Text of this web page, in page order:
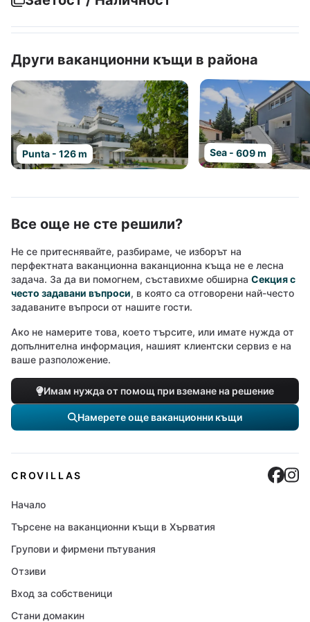
Други ваканционни къщи в района
Punta - 126 m Sea - 609 m
Все още не сте решили?
Не се притеснявайте, разбираме, че изборът на
перфектната ваканционна ваканционна къща не е лесна
задача. За да ви помогнем, съставихме обширна Секция с
често задавани въпроси, в която са отговорени най-често
задаваните въпроси от нашите гости.
Ако не намерите това, което търсите, или имате нужда от
допълнителна информация, нашият клиентски сервиз е на
ваше разположение.
Имам нужда от помощ при вземане на решение
Намерете още ваканционни къщи
CROVILLAS
Начало
Търсене на ваканционни къщи в Хърватия
Групови и фирмени пътувания
Отзиви
Вход за собственици
Стани домакин